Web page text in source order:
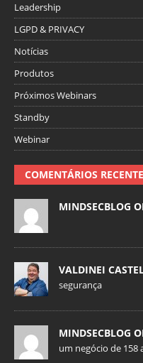
Leadership
LGPD & PRIVACY
Notícias
Produtos
Próximos Webinars
Standby
Webinar
COMENTÁRIOS
MINDSECBLOG
VALDINEI
segurança
MINDSECBLOG
um negócio de 158